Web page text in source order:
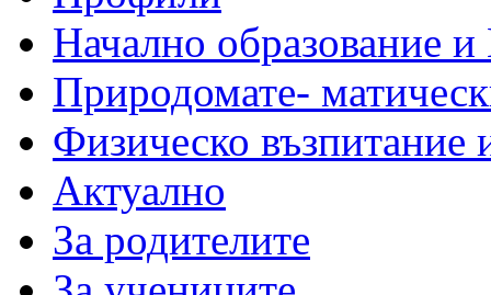
Начално образование
Природомате-
Физическо възпитание
Актуално
За родителите